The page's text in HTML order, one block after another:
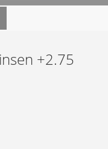
+2.75